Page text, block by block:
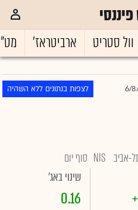
וול סטריט ארביטראז'
6/ לצפות בנתונים ללא השהיה
אביב NIS סוף יום
שינוי באג'
0.16